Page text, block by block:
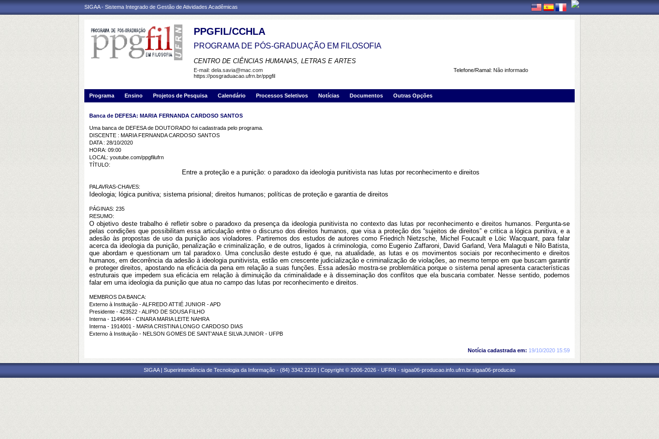
SIGAA - Sistema Integrado de Gestão de Atividades Acadêmicas
PPGFIL/CCHLA
PROGRAMA DE PÓS-GRADUAÇÃO EM FILOSOFIA
CENTRO DE CIÊNCIAS HUMANAS, LETRAS E ARTES
Telefone/Ramal: Não informado
E-mail: dela.savia@mac.com
https://posgraduacao.ufrn.br/ppgfil
Programa Ensino Projetos de Pesquisa Calendário Processos Seletivos Notícias Documentos Outras Opções
Banca de DEFESA: MARIA FERNANDA CARDOSO SANTOS
Uma banca de DEFESA de DOUTORADO foi cadastrada pelo programa.
DISCENTE : MARIA FERNANDA CARDOSO SANTOS
DATA : 28/10/2020
HORA: 09:00
LOCAL: youtube.com/ppgfilufrn
TÍTULO:
Entre a proteção e a punição: o paradoxo da ideologia punitivista nas lutas por reconhecimento e direitos
PALAVRAS-CHAVES:
Ideologia; lógica punitiva; sistema prisional; direitos humanos; políticas de proteção e garantia de direitos
PÁGINAS: 235
RESUMO:
O objetivo deste trabalho é refletir sobre o paradoxo da presença da ideologia punitivista no contexto das lutas por reconhecimento e direitos humanos. Pergunta-se
pelas condições que possibilitam essa articulação entre o discurso dos direitos humanos, que visa a proteção dos “sujeitos de direitos” e critica a lógica punitiva, e a
adesão às propostas de uso da punição aos violadores. Partiremos dos estudos de autores como Friedrich Nietzsche, Michel Foucault e Löic Wacquant, para falar
acerca da ideologia da punição, penalização e criminalização, e de outros, ligados à criminologia, como Eugenio Zaffaroni, David Garland, Vera Malaguti e Nilo Batista,
que abordam e questionam um tal paradoxo. Uma conclusão deste estudo é que, na atualidade, as lutas e os movimentos sociais por reconhecimento e direitos
humanos, em decorrência da adesão à ideologia punitivista, estão em crescente judicialização e criminalização de violações, ao mesmo tempo em que buscam garantir
e proteger direitos, apostando na eficácia da pena em relação a suas funções. Essa adesão mostra-se problemática porque o sistema penal apresenta características
estruturais que impedem sua eficácia em relação à diminuição da criminalidade e à disseminação dos conflitos que ela buscaria combater. Nesse sentido, podemos
falar em uma ideologia da punição que atua no campo das lutas por reconhecimento e direitos.
MEMBROS DA BANCA:
Externo à Instituição - ALFREDO ATTIÉ JUNIOR - APD
Presidente - 423522 - ALIPIO DE SOUSA FILHO
Interna - 1149644 - CINARA MARIA LEITE NAHRA
Interna - 1914001 - MARIA CRISTINA LONGO CARDOSO DIAS
Externo à Instituição - NELSON GOMES DE SANT'ANA E SILVA JUNIOR - UFPB
Notícia cadastrada em: 19/10/2020 15:59
SIGAA | Superintendência de Tecnologia da Informação - (84) 3342 2210 | Copyright © 2006-2026 - UFRN - sigaa06-producao.info.ufrn.br.sigaa06-producao